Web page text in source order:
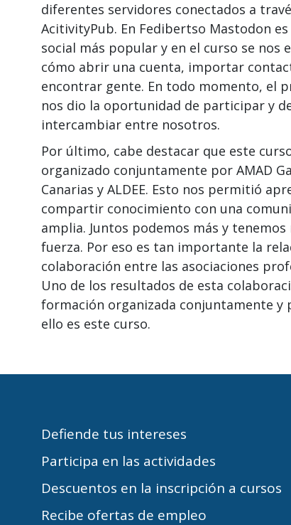
diferentes servidores conectados a
AcitivityPub. En Fedibertso Mastodon
social más popular y en el curso se nos
cómo abrir una cuenta, importar
encontrar gente. En todo momento, el
nos dio la oportunidad de participar y
intercambiar entre nosotros.
Por último, cabe destacar que este
organizado conjuntamente por AMAD
Canarias y ALDEE. Esto nos permitió
compartir conocimiento con una
amplia. Juntos podemos más y tenemos
fuerza. Por eso es tan importante la
colaboración entre las asociaciones
Uno de los resultados de esta
formación organizada conjuntamente y
ello es este curso.
Defiende tus intereses
Participa en las actividades
Descuentos en la inscripción a cursos
Recibe ofertas de empleo